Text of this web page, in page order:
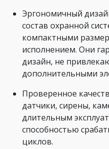
Эргономичный
состав охранной
компактными
исполнением. Они
дизайн, не
дополнительными
Проверенное
датчики, сирены,
длительным
способностью
циклов.